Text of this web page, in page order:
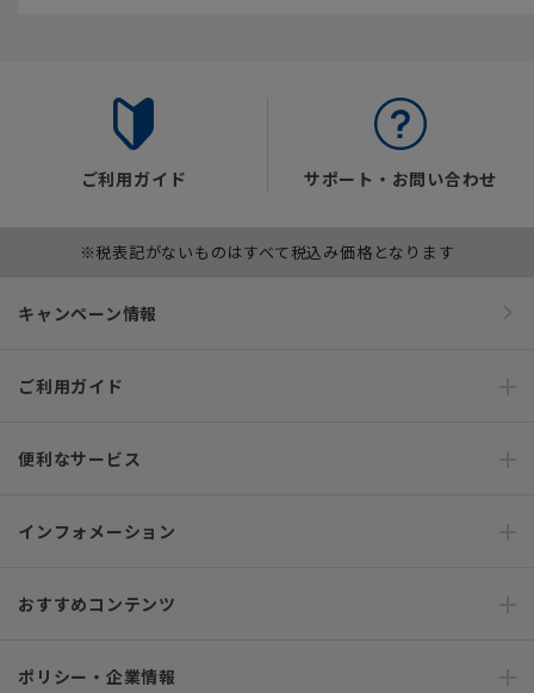
ご利用ガイド サポート・お問い合わせ
※税表記がないものはすべて税込み価格となります
キャンペーン情報
ご利用ガイド
便利なサービス
インフォメーション
おすすめコンテンツ
ポリシー・企業情報